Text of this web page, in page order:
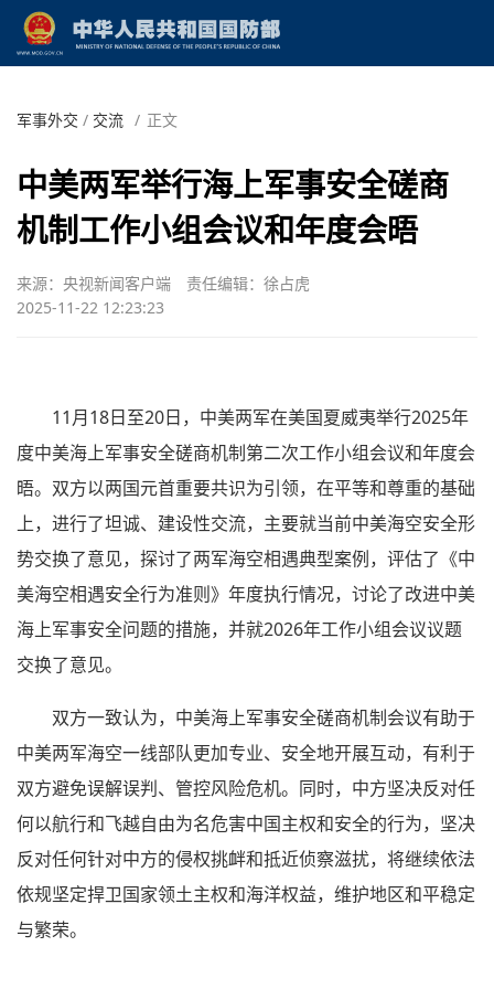
军事外交 / 交流 / 正文
中美两军举行海上军事安全磋商
机制工作小组会议和年度会晤
来源：央视新闻客户端
责任编辑：徐占虎
2025-11-22 12:23:23
11月18日至20日，中美两军在美国夏威夷举行2025年
度中美海上军事安全磋商机制第二次工作小组会议和年度会
晤。双方以两国元首重要共识为引领，在平等和尊重的基础
上，进行了坦诚、建设性交流，主要就当前中美海空安全形
势交换了意见，探讨了两军海空相遇典型案例，评估了《中
美海空相遇安全行为准则》年度执行情况，讨论了改进中美
海上军事安全问题的措施，并就2026年工作小组会议议题
交换了意见。
双方一致认为，中美海上军事安全磋商机制会议有助于
中美两军海空一线部队更加专业、安全地开展互动，有利于
双方避免误解误判、管控风险危机。同时，中方坚决反对任
何以航行和飞越自由为名危害中国主权和安全的行为，坚决
反对任何针对中方的侵权挑衅和抵近侦察滋扰，将继续依法
依规坚定捍卫国家领土主权和海洋权益，维护地区和平稳定
与繁荣。